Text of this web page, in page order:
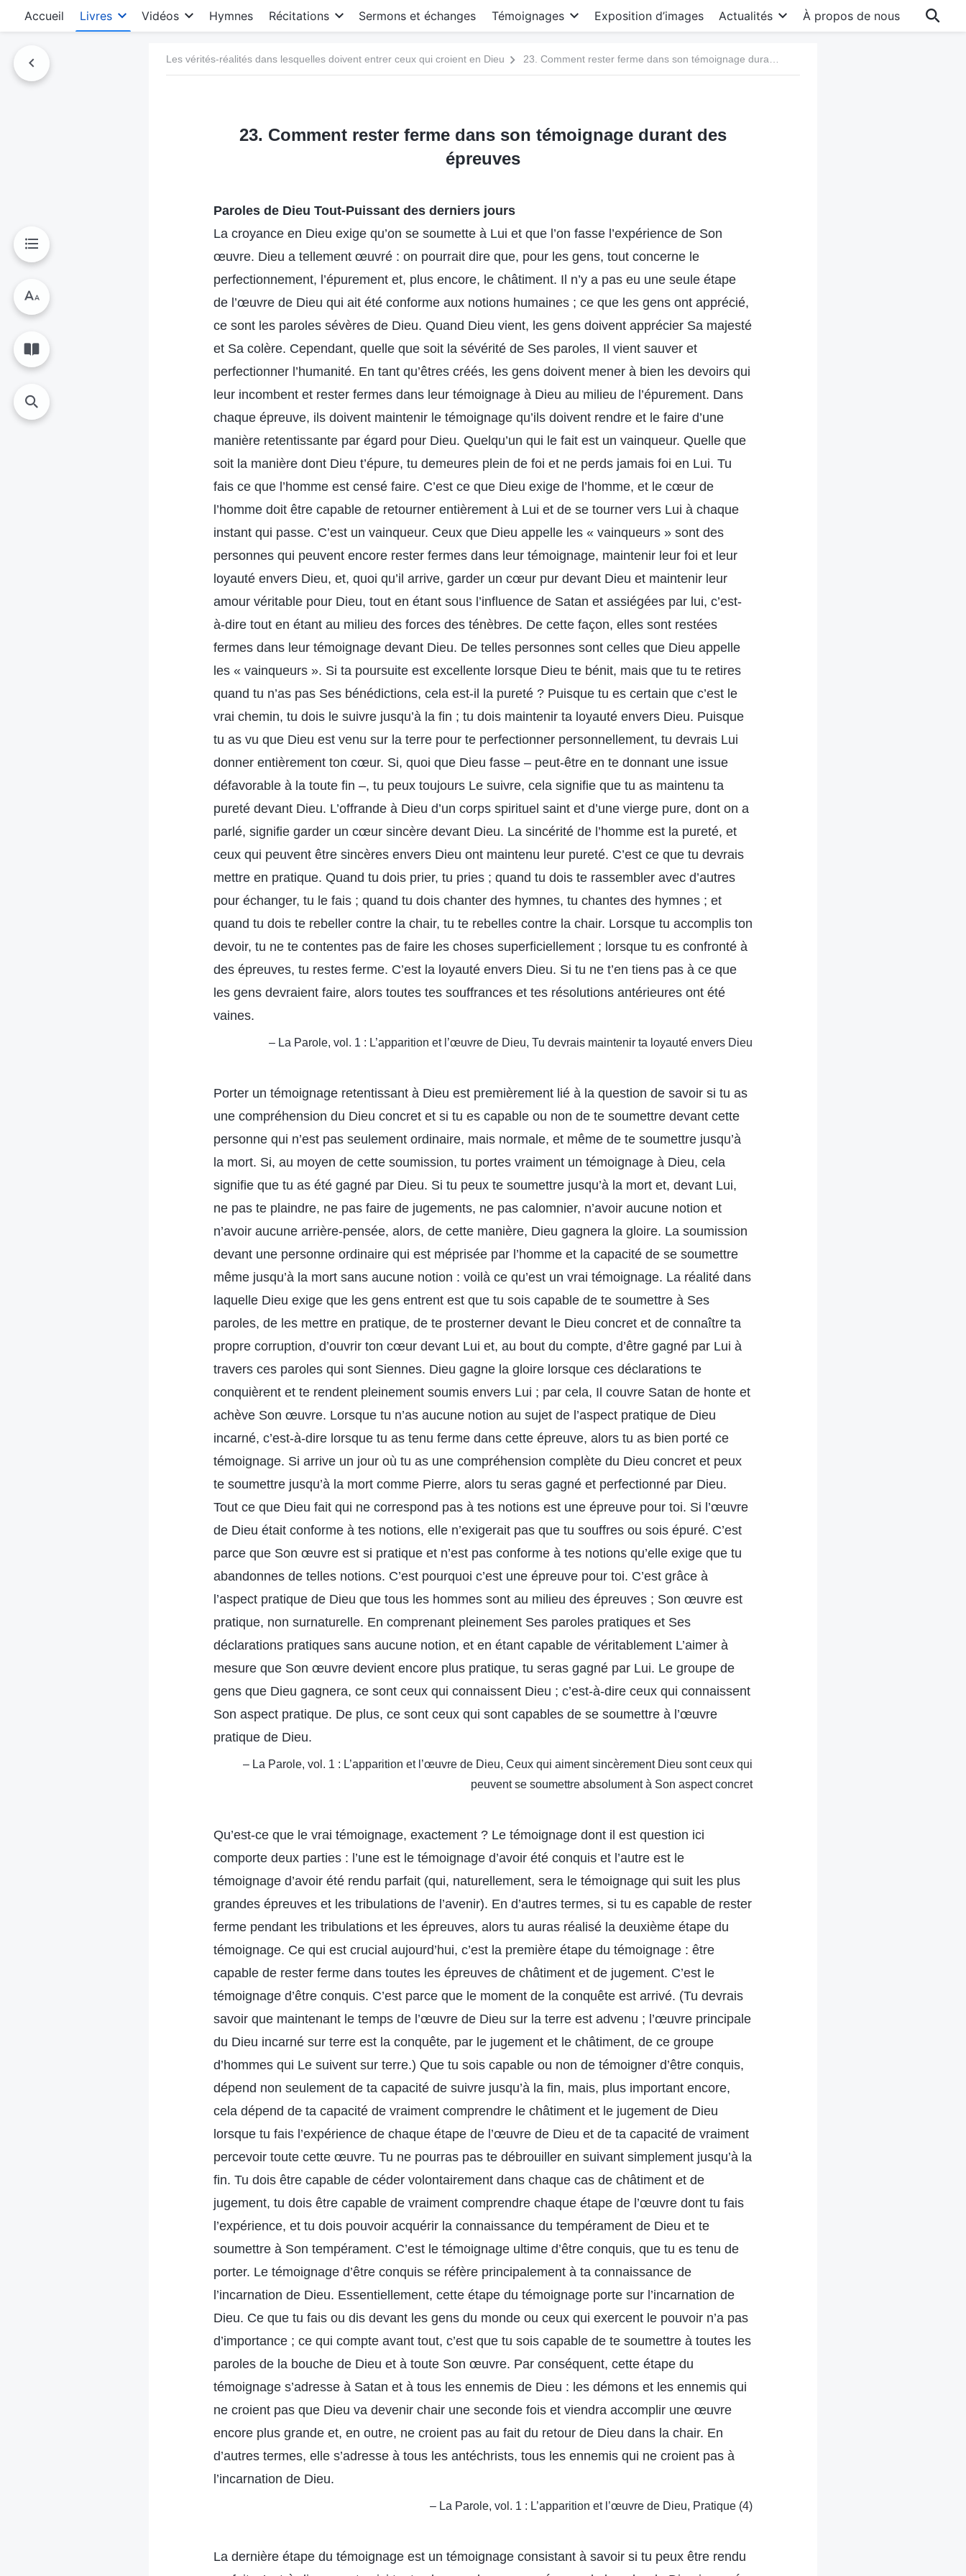
Accueil Livres Vidéos Hymnes Récitations Sermons et échanges Témoignages Exposition d’images Actualités À propos de nous
Les vérités-réalités dans lesquelles doivent entrer ceux qui croient en Dieu
23. Comment rester ferme dans son témoignage durant des
épreuves
Paroles de Dieu Tout-Puissant des derniers jours
La croyance en Dieu exige qu’on se soumette à Lui et que l’on fasse l’expérience de Son
œuvre. Dieu a tellement œuvré : on pourrait dire que, pour les gens, tout concerne le
perfectionnement, l’épurement et, plus encore, le châtiment. Il n’y a pas eu une seule étape
de l’œuvre de Dieu qui ait été conforme aux notions humaines ; ce que les gens ont apprécié,
ce sont les paroles sévères de Dieu. Quand Dieu vient, les gens doivent apprécier Sa majesté
et Sa colère. Cependant, quelle que soit la sévérité de Ses paroles, Il vient sauver et
perfectionner l’humanité. En tant qu’êtres créés, les gens doivent mener à bien les devoirs qui
leur incombent et rester fermes dans leur témoignage à Dieu au milieu de l’épurement. Dans
chaque épreuve, ils doivent maintenir le témoignage qu’ils doivent rendre et le faire d’une
manière retentissante par égard pour Dieu. Quelqu’un qui le fait est un vainqueur. Quelle que
soit la manière dont Dieu t’épure, tu demeures plein de foi et ne perds jamais foi en Lui. Tu
fais ce que l’homme est censé faire. C’est ce que Dieu exige de l’homme, et le cœur de
l’homme doit être capable de retourner entièrement à Lui et de se tourner vers Lui à chaque
instant qui passe. C’est un vainqueur. Ceux que Dieu appelle les « vainqueurs » sont des
personnes qui peuvent encore rester fermes dans leur témoignage, maintenir leur foi et leur
loyauté envers Dieu, et, quoi qu’il arrive, garder un cœur pur devant Dieu et maintenir leur
amour véritable pour Dieu, tout en étant sous l’influence de Satan et assiégées par lui, c’est-
à-dire tout en étant au milieu des forces des ténèbres. De cette façon, elles sont restées
fermes dans leur témoignage devant Dieu. De telles personnes sont celles que Dieu appelle
les « vainqueurs ». Si ta poursuite est excellente lorsque Dieu te bénit, mais que tu te retires
quand tu n’as pas Ses bénédictions, cela est-il la pureté ? Puisque tu es certain que c’est le
vrai chemin, tu dois le suivre jusqu’à la fin ; tu dois maintenir ta loyauté envers Dieu. Puisque
tu as vu que Dieu est venu sur la terre pour te perfectionner personnellement, tu devrais Lui
donner entièrement ton cœur. Si, quoi que Dieu fasse – peut-être en te donnant une issue
défavorable à la toute fin –, tu peux toujours Le suivre, cela signifie que tu as maintenu ta
pureté devant Dieu. L’offrande à Dieu d’un corps spirituel saint et d’une vierge pure, dont on a
parlé, signifie garder un cœur sincère devant Dieu. La sincérité de l’homme est la pureté, et
ceux qui peuvent être sincères envers Dieu ont maintenu leur pureté. C’est ce que tu devrais
mettre en pratique. Quand tu dois prier, tu pries ; quand tu dois te rassembler avec d’autres
pour échanger, tu le fais ; quand tu dois chanter des hymnes, tu chantes des hymnes ; et
quand tu dois te rebeller contre la chair, tu te rebelles contre la chair. Lorsque tu accomplis ton
devoir, tu ne te contentes pas de faire les choses superficiellement ; lorsque tu es confronté à
des épreuves, tu restes ferme. C’est la loyauté envers Dieu. Si tu ne t’en tiens pas à ce que
les gens devraient faire, alors toutes tes souffrances et tes résolutions antérieures ont été
vaines.
– La Parole, vol. 1 : L’apparition et l’œuvre de Dieu, Tu devrais maintenir ta loyauté envers Dieu
Porter un témoignage retentissant à Dieu est premièrement lié à la question de savoir si tu as
une compréhension du Dieu concret et si tu es capable ou non de te soumettre devant cette
personne qui n’est pas seulement ordinaire, mais normale, et même de te soumettre jusqu’à
la mort. Si, au moyen de cette soumission, tu portes vraiment un témoignage à Dieu, cela
signifie que tu as été gagné par Dieu. Si tu peux te soumettre jusqu’à la mort et, devant Lui,
ne pas te plaindre, ne pas faire de jugements, ne pas calomnier, n’avoir aucune notion et
n’avoir aucune arrière-pensée, alors, de cette manière, Dieu gagnera la gloire. La soumission
devant une personne ordinaire qui est méprisée par l’homme et la capacité de se soumettre
même jusqu’à la mort sans aucune notion : voilà ce qu’est un vrai témoignage. La réalité dans
laquelle Dieu exige que les gens entrent est que tu sois capable de te soumettre à Ses
paroles, de les mettre en pratique, de te prosterner devant le Dieu concret et de connaître ta
propre corruption, d’ouvrir ton cœur devant Lui et, au bout du compte, d’être gagné par Lui à
travers ces paroles qui sont Siennes. Dieu gagne la gloire lorsque ces déclarations te
conquièrent et te rendent pleinement soumis envers Lui ; par cela, Il couvre Satan de honte et
achève Son œuvre. Lorsque tu n’as aucune notion au sujet de l’aspect pratique de Dieu
incarné, c’est-à-dire lorsque tu as tenu ferme dans cette épreuve, alors tu as bien porté ce
témoignage. Si arrive un jour où tu as une compréhension complète du Dieu concret et peux
te soumettre jusqu’à la mort comme Pierre, alors tu seras gagné et perfectionné par Dieu.
Tout ce que Dieu fait qui ne correspond pas à tes notions est une épreuve pour toi. Si l’œuvre
de Dieu était conforme à tes notions, elle n’exigerait pas que tu souffres ou sois épuré. C’est
parce que Son œuvre est si pratique et n’est pas conforme à tes notions qu’elle exige que tu
abandonnes de telles notions. C’est pourquoi c’est une épreuve pour toi. C’est grâce à
l’aspect pratique de Dieu que tous les hommes sont au milieu des épreuves ; Son œuvre est
pratique, non surnaturelle. En comprenant pleinement Ses paroles pratiques et Ses
déclarations pratiques sans aucune notion, et en étant capable de véritablement L’aimer à
mesure que Son œuvre devient encore plus pratique, tu seras gagné par Lui. Le groupe de
gens que Dieu gagnera, ce sont ceux qui connaissent Dieu ; c’est-à-dire ceux qui connaissent
Son aspect pratique. De plus, ce sont ceux qui sont capables de se soumettre à l’œuvre
pratique de Dieu.
– La Parole, vol. 1 : L’apparition et l’œuvre de Dieu, Ceux qui aiment sincèrement Dieu sont ceux qui
peuvent se soumettre absolument à Son aspect concret
Qu’est-ce que le vrai témoignage, exactement ? Le témoignage dont il est question ici
comporte deux parties : l’une est le témoignage d’avoir été conquis et l’autre est le
témoignage d’avoir été rendu parfait (qui, naturellement, sera le témoignage qui suit les plus
grandes épreuves et les tribulations de l’avenir). En d’autres termes, si tu es capable de rester
ferme pendant les tribulations et les épreuves, alors tu auras réalisé la deuxième étape du
témoignage. Ce qui est crucial aujourd’hui, c’est la première étape du témoignage : être
capable de rester ferme dans toutes les épreuves de châtiment et de jugement. C’est le
témoignage d’être conquis. C’est parce que le moment de la conquête est arrivé. (Tu devrais
savoir que maintenant le temps de l’œuvre de Dieu sur la terre est advenu ; l’œuvre principale
du Dieu incarné sur terre est la conquête, par le jugement et le châtiment, de ce groupe
d’hommes qui Le suivent sur terre.) Que tu sois capable ou non de témoigner d’être conquis,
dépend non seulement de ta capacité de suivre jusqu’à la fin, mais, plus important encore,
cela dépend de ta capacité de vraiment comprendre le châtiment et le jugement de Dieu
lorsque tu fais l’expérience de chaque étape de l’œuvre de Dieu et de ta capacité de vraiment
percevoir toute cette œuvre. Tu ne pourras pas te débrouiller en suivant simplement jusqu’à la
fin. Tu dois être capable de céder volontairement dans chaque cas de châtiment et de
jugement, tu dois être capable de vraiment comprendre chaque étape de l’œuvre dont tu fais
l’expérience, et tu dois pouvoir acquérir la connaissance du tempérament de Dieu et te
soumettre à Son tempérament. C’est le témoignage ultime d’être conquis, que tu es tenu de
porter. Le témoignage d’être conquis se réfère principalement à ta connaissance de
l’incarnation de Dieu. Essentiellement, cette étape du témoignage porte sur l’incarnation de
Dieu. Ce que tu fais ou dis devant les gens du monde ou ceux qui exercent le pouvoir n’a pas
d’importance ; ce qui compte avant tout, c’est que tu sois capable de te soumettre à toutes les
paroles de la bouche de Dieu et à toute Son œuvre. Par conséquent, cette étape du
témoignage s’adresse à Satan et à tous les ennemis de Dieu : les démons et les ennemis qui
ne croient pas que Dieu va devenir chair une seconde fois et viendra accomplir une œuvre
encore plus grande et, en outre, ne croient pas au fait du retour de Dieu dans la chair. En
d’autres termes, elle s’adresse à tous les antéchrists, tous les ennemis qui ne croient pas à
l’incarnation de Dieu.
– La Parole, vol. 1 : L’apparition et l’œuvre de Dieu, Pratique (4)
La dernière étape du témoignage est un témoignage consistant à savoir si tu peux être rendu